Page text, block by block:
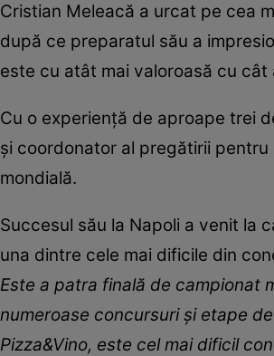
Cristian Meleacă a urcat pe cea
după ce preparatul său a
este cu atât mai valoroasă cu
Cu o experienţă de aproape trei
şi coordonator al pregătirii
mondială.
Succesul său la Napoli a venit la
una dintre cele mai dificile din
Este a patra finală de campionat
numeroase concursuri şi etape
Pizza&Vino, este cel mai dificil